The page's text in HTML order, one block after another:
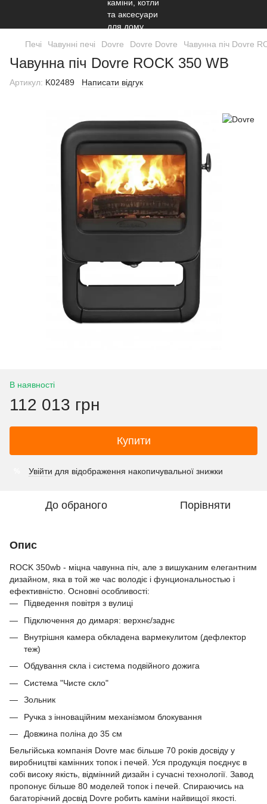
Печі Чавунні печі Dovre Dovre Dovre Чавунна піч Dovre
Чавунна піч Dovre ROCK 350 WB
Артикул: K02489 Написати відгук
В наявності
112 013 грн
Купити
Увійти для відображення накопичувальної знижки
До обраного Порівняти
Опис
ROCK 350wb - міцна чавунна піч, але з вишуканим елегантним
дизайном, яка в той же час володіє і фунциональностью і
ефективністю. Основні особливості:
Підведення повітря з вулиці
Підключення до димаря: верхнє/заднє
Внутрішня камера обкладена вармекулитом (дефлектор
теж)
Обдування скла і система подвійного дожига
Система "Чисте скло"
Зольник
Ручка з інноваційним механізмом блокування
Довжина поліна до 35 см
Бельгійська компанія Dovre має більше 70 років досвіду у
виробництві камінних топок і печей. Уся продукція поєднує в
собі високу якість, відмінний дизайн і сучасні технології. Завод
пропонує більше 80 моделей топок і печей. Спираючись на
багаторічний досвід Dovre робить каміни найвищої якості.